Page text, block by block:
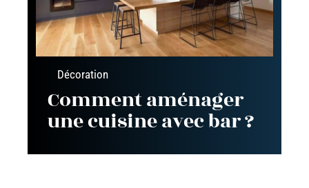
Décoration
Comment aménager
une cuisine avec bar ?